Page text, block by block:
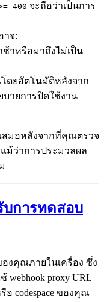
400 จะถือว่าเป็นการ
าจ:
ช้าหรือมาถึงไม่เป็น
ดยอัตโนมัติหลังจาก
ายการปิดใช้งาน
สมอหลังจากที่คุณตรวจ
แม้ว่าการประมวลผล
บการทดสอบ
งคุณภายในเครื่อง ซึ่ง
proxy URL
อ codespace ของคุณ